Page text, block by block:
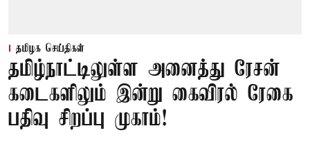
தமிழக செய்திகள்
தமிழ்நாட்டிலுள்ள அனைத்து ரேசன்
கடைகளிலும் இன்று கைவிரல் ரேகை
பதிவு சிறப்பு முகாம்!